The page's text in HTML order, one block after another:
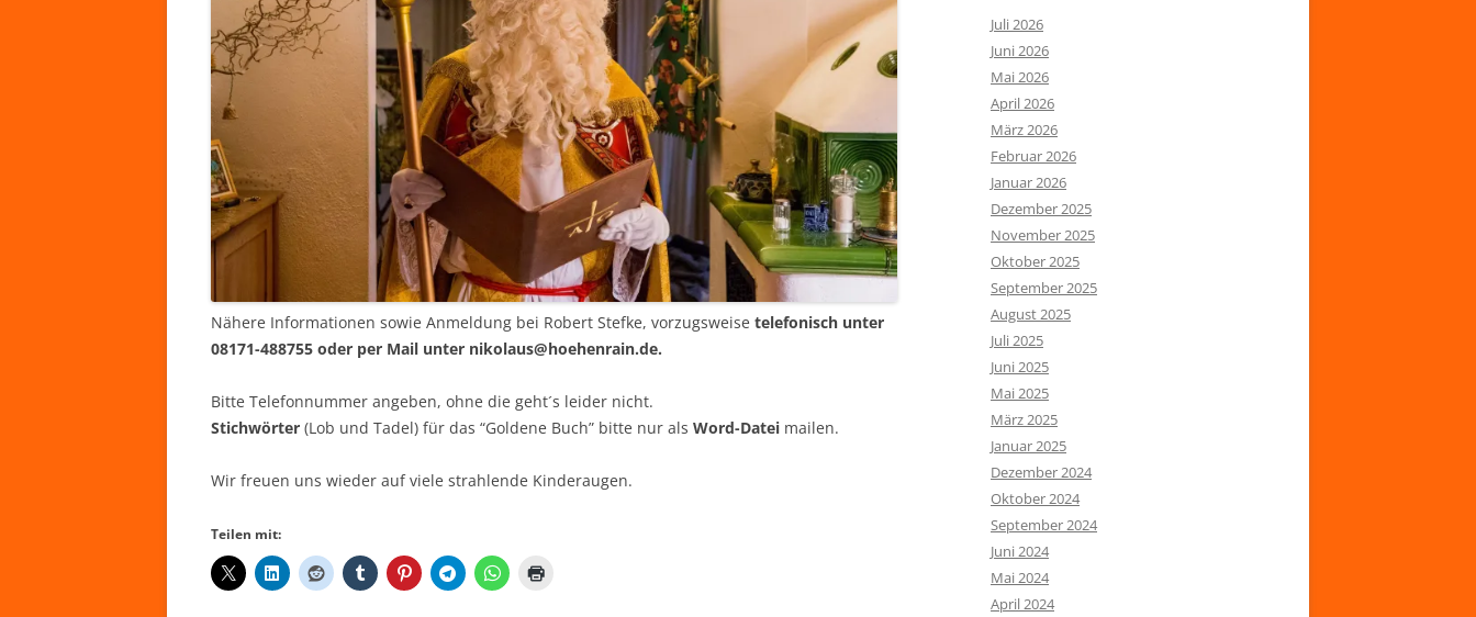
Nähere Informationen sowie Anmeldung bei Robert Stefke, vorzugsweise telefonisch unter
08171-488755 oder per Mail unter nikolaus@hoehenrain.de.
Bitte Telefonnummer angeben, ohne die geht´s leider nicht.
Stichwörter (Lob und Tadel) für das “Goldene Buch” bitte nur als Word-Datei mailen.
Wir freuen uns wieder auf viele strahlende Kinderaugen.
Teilen mit:
Juli 2026
Juni 2026
Mai 2026
April 2026
März 2026
Februar 2026
Januar 2026
Dezember 2025
November 2025
Oktober 2025
September 2025
August 2025
Juli 2025
Juni 2025
Mai 2025
März 2025
Januar 2025
Dezember 2024
Oktober 2024
September 2024
Juni 2024
Mai 2024
April 2024